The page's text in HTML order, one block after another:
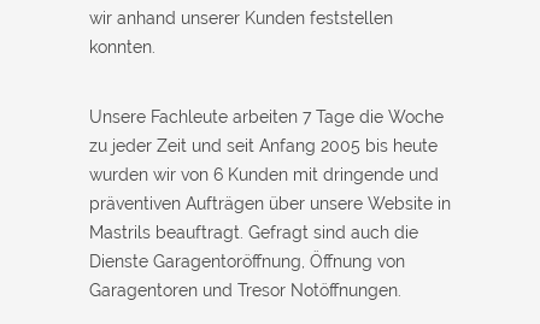
wir anhand unserer Kunden feststellen
konnten.
Unsere Fachleute arbeiten 7 Tage die Woche
zu jeder Zeit und seit Anfang 2005 bis heute
wurden wir von 6 Kunden mit dringende und
präventiven Aufträgen über unsere Website in
Mastrils beauftragt. Gefragt sind auch die
Dienste Garagentoröffnung, Öffnung von
Garagentoren und Tresor Notöffnungen.